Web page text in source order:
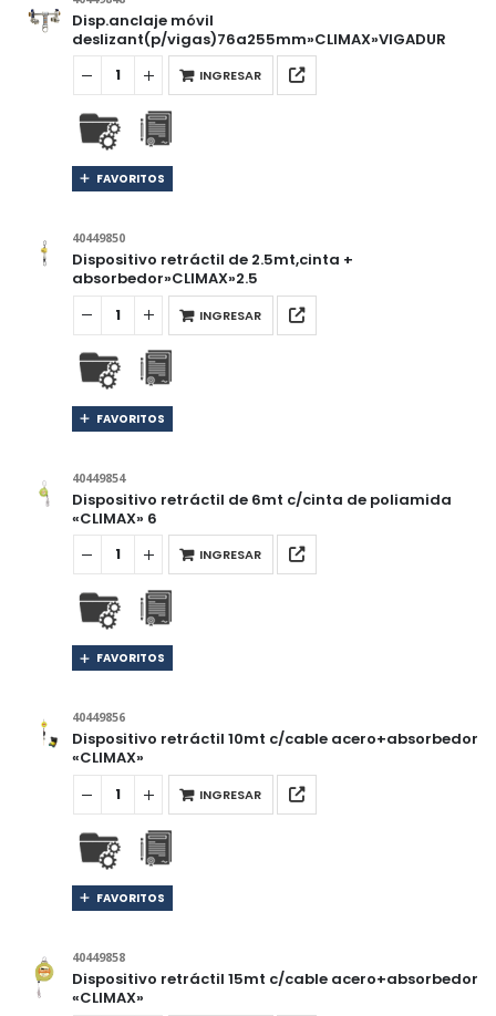
Disp.anclaje móvil
deslizant(p/vigas)76a255mm»CLIMAX»VIGADUR
INGRESAR
FAVORITOS
40449850
Dispositivo retráctil de 2.5mt,cinta +
absorbedor»CLIMAX»2.5
INGRESAR
FAVORITOS
40449854
Dispositivo retráctil de 6mt c/cinta de poliamida
«CLIMAX» 6
INGRESAR
FAVORITOS
40449856
Dispositivo retráctil 10mt c/cable acero+absorbedor
«CLIMAX»
INGRESAR
FAVORITOS
40449858
Dispositivo retráctil 15mt c/cable acero+absorbedor
«CLIMAX»